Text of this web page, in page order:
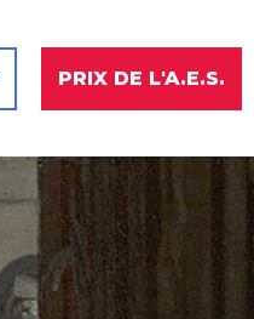
PRIX DE L'A.E.S.